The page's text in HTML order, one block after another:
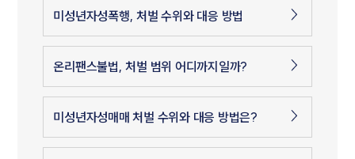
미성년자성폭행, 처벌 수위와 대응 방법
온리팬스불법, 처벌 범위 어디까지일까?
미성년자성매매 처벌 수위와 대응 방법은?